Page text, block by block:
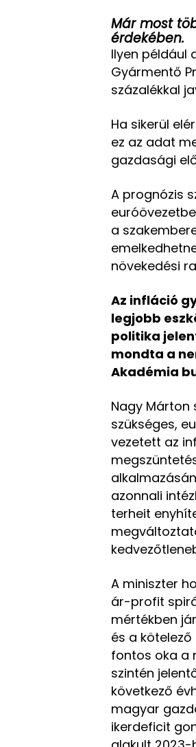
Már most
érdekében.
Ilyen például
Gyármentő
százalékkal
Ha sikerül
ez az adat
gazdasági
A prognózis
a
növekedési
Az infláció
legjobb
politika
mondta a
Akadémia
Nagy Márton
szükséges,
vezetett az
azonnali
terheit
A miniszter
ár-profit
mértékben
és a
fontos oka a
szintén
következő
magyar
ikerdeficit